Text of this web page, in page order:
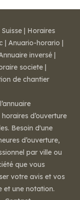
| Horaires
| Anuario-horario |
inversé |
societe |
de chantier
d’ouverture
Besoin d'une
d’ouverture,
par ville ou
que vous
votre avis et vos
et une notation.